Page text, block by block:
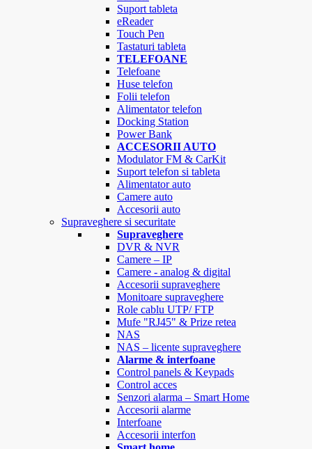
Suport tableta
eReader
Touch Pen
Tastaturi tableta
TELEFOANE
Telefoane
Huse telefon
Folii telefon
Alimentator telefon
Docking Station
Power Bank
ACCESORII AUTO
Modulator FM & CarKit
Suport telefon si tableta
Alimentator auto
Camere auto
Accesorii auto
Supraveghere si securitate
Supraveghere
DVR & NVR
Camere – IP
Camere - analog & digital
Accesorii supraveghere
Monitoare supraveghere
Role cablu UTP/ FTP
Mufe "RJ45" & Prize retea
NAS
NAS – licente supraveghere
Alarme & interfoane
Control panels & Keypads
Control acces
Senzori alarma – Smart Home
Accesorii alarme
Interfoane
Accesorii interfon